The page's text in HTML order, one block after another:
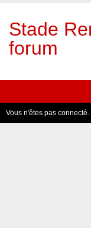
Stade
forum
Vous n'êtes pas connecté.